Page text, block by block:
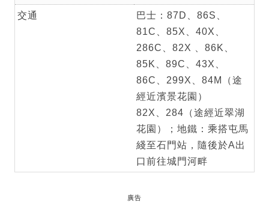
交通
巴士：87D、86S、
81C、85X、40X、
286C、82X 、86K、
85K、89C、43X、
86C、299X、84M（途
經近濱景花園）
82X、284（途經近翠湖
花園）；地鐵：乘搭屯馬
綫至石門站，隨後於A出
口前往城門河畔
廣告